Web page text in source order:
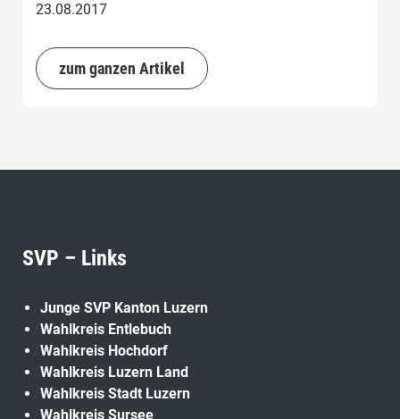
23.08.2017
zum ganzen Artikel
SVP – Links
Junge SVP Kanton Luzern
Wahlkreis Entlebuch
Wahlkreis Hochdorf
Wahlkreis Luzern Land
Wahlkreis Stadt Luzern
Wahlkreis Sursee